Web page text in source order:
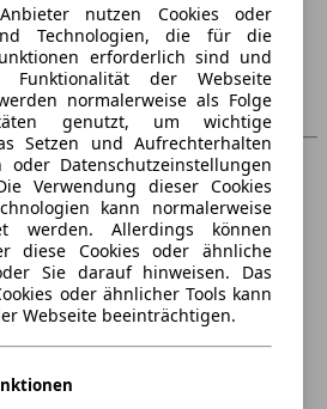
nutzen Cookies oder
Technologien, die für die
erforderlich sind und
Funktionalität der Webseite
normalerweise als Folge
genutzt, um wichtige
Setzen und Aufrechterhalten
oder Datenschutzeinstellungen
Verwendung dieser Cookies
kann normalerweise
werden. Allerdings können
diese Cookies oder ähnliche
Sie darauf hinweisen. Das
oder ähnlicher Tools kann
Webseite beeinträchtigen.